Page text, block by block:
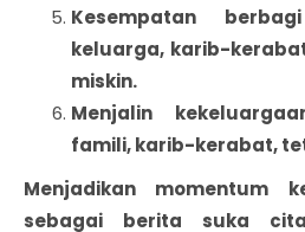
Kesempatan
keluarga, karib-
miskin.
Menjalin
famili, karib-kerabat,
Menjadikan momentum
sebagai berita suka